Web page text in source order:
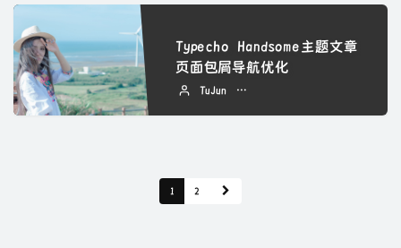
Typecho Handsome主题文章
页面包屑导航优化
TuJun
1 2